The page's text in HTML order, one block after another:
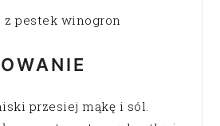
z pestek winogron
przesiej mąkę i sól.